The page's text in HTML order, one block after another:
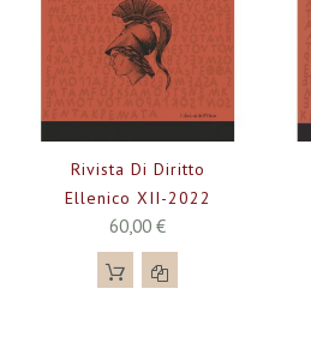
Rivista Di Diritto
Ellenico XII-2022
60,00 €